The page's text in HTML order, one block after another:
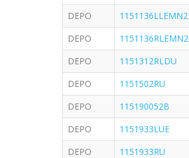
DEPO
1151136LLEMN2
DEPO
1151136RLEMN2
DEPO
1151312RLDU
DEPO
1151502RU
DEPO
115190052B
DEPO
1151933LUE
DEPO
1151933RU